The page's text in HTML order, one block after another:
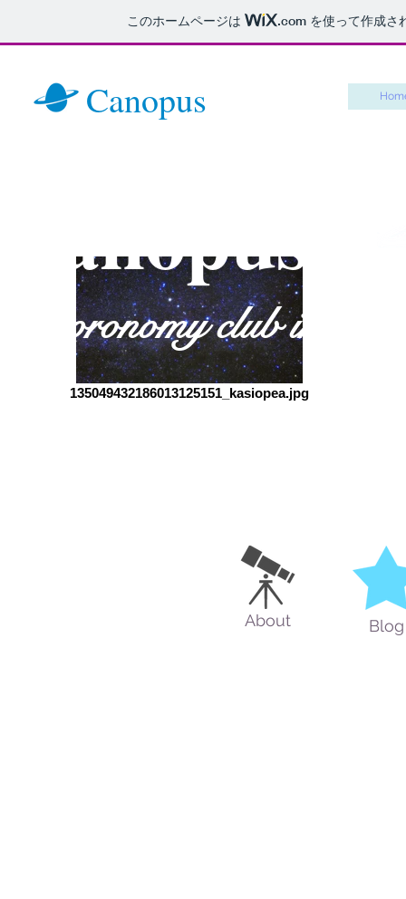
このホームページは .comを使って作成さ
Canopus
135049432186013125151_kasiopea.jpg
Canopus
Astoronomy club in
About Blog